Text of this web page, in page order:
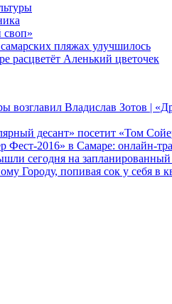
своп»
пляжах улучшилось
расцветёт Аленький цветочек
возглавил Владислав Зотов |
десант» посетит «Том
Фест-2016» в Самаре: онлайн-
сегодня на запланированный
Городу, попивая сок у себя в